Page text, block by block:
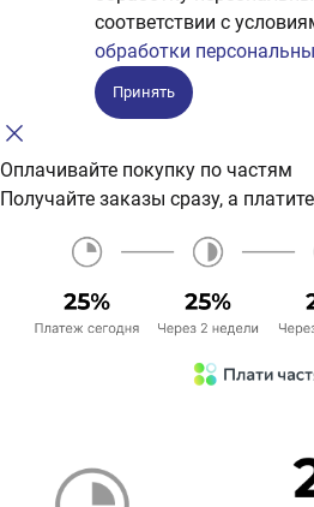
соответствии с
обработки
Принять
Оплачивайте покупку по частям
Получайте заказы сразу, а